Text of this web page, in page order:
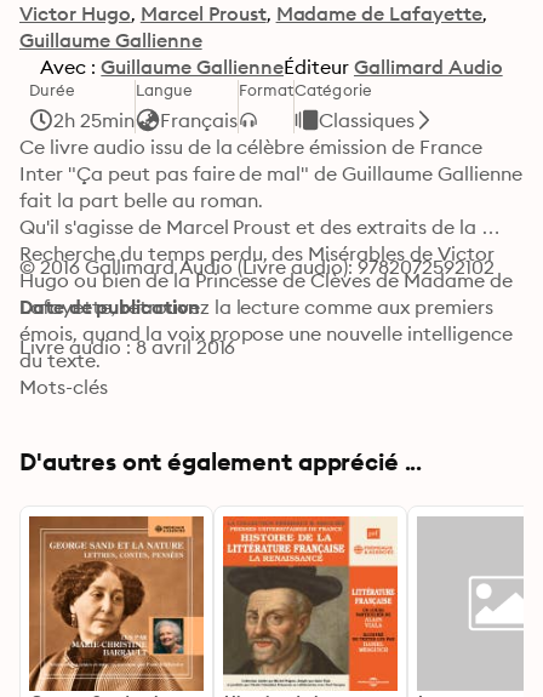
Victor Hugo Marcel Proust Madame de Lafayette
Guillaume Gallienne
Avec : Guillaume GallienneÉditeur Gallimard Audio
Durée
2h 25min
Langue
Français
FormatCatégorie
Classiques
Ce livre audio issu de la célèbre émission de France
Inter "Ça peut pas faire de mal" de Guillaume Gallienne
fait la part belle au roman.
Qu'il s'agisse de Marcel Proust et des extraits de la
Recherche du temps perdu, des Misérables de Victor
Hugo ou bien de la Princesse de Clèves de Madame de
Lafayette, retrouvez la lecture comme aux premiers
émois, quand la voix propose une nouvelle intelligence
du texte.
Guillaume Gallienne est allé chercher au cœur des
singulièrement moderne de ces ouvrages.
© 2016 Gallimard Audio (Livre audio): 9782072592102
Date de publication
Livre audio : 8 avril 2016
Mots-clés
D'autres ont également apprécié ...